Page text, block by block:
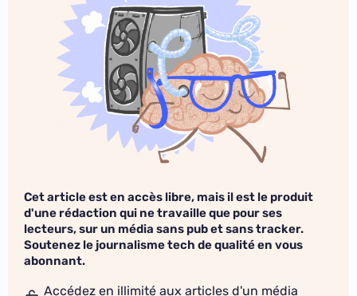
Cet article est en accès libre, mais il est le produit
d'une rédaction qui ne travaille que pour ses
lecteurs, sur un média sans pub et sans tracker.
Soutenez le journalisme tech de qualité en vous
abonnant.
Accédez en illimité aux articles d'un média